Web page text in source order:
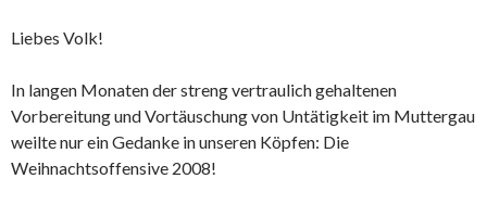
Liebes Volk!
In langen Monaten der streng vertraulich gehaltenen
Vorbereitung und Vortäuschung von Untätigkeit im Muttergau
weilte nur ein Gedanke in unseren Köpfen: Die
Weihnachtsoffensive 2008!